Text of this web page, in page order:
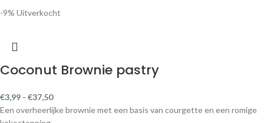
-9% Uitverkocht
Coconut Brownie pastry
€3,99 - €37,50
Een overheerlijke brownie met een basis van courgette en een romige